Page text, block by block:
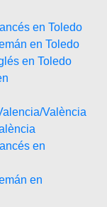
en Toledo
en Toledo
en Toledo
València
en
en